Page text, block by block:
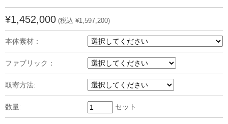
¥1,452,000 (税込 ¥1,597,200)
本体素材：
ファブリック：
取寄方法:
数量: セット